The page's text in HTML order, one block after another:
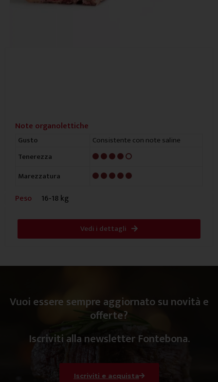
Note organolettiche
Gusto
Consistente con note saline
Tenerezza
4/5
Marezzatura 5/5
Peso 16-18 kg
Vedi i dettagli
Vuoi essere sempre aggiornato su novità e
offerte?
Iscriviti alla newsletter Fontebona.
Iscriviti e acquista